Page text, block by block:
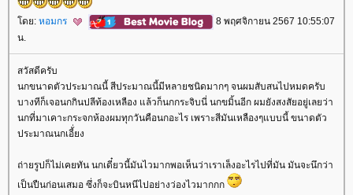
ดย: หอมกร
8 พฤศจิกายน 2567 10:55:07
น.
สวัสดีครับ
นกขนาดตัวประมาณนี้ สีประมาณนี้มีหลายชนิดมากๆ จนผมสับสนไปหมดครับ
บางทีก็เจอนกกินปลีท้องเหลือง แล้วก็นกกระจิบนี่ นกขมิ้นอีก ผมยังสงสัยอยู่เลยว่า
นกที่มาเคาะกระจกห้องผมทุกวันคือนกอะไร เพราะสีมันเหลืองๆแบบนี้ ขนาดตัว
ประมาณนกเอี้่ยง
ถ่ายรูปก็ไม่เคยทัน นกเดี๋ยวนี้มันไวมากพอเห็นว่าเราเล็งอะไรไปที่มัน มันจะนึกว่า
เป็นปืนก่อนเสมอ ซึ่งก็จะบินหนีไปอย่างว่องไวมากกก